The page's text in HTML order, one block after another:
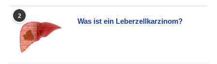
2
Was ist ein Leberzellkarzinom?